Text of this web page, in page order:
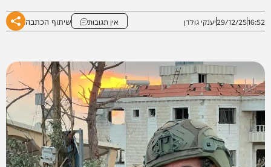
16:52
29/12/25יענקי גולדן אין תגובות שיתוף הכתבה